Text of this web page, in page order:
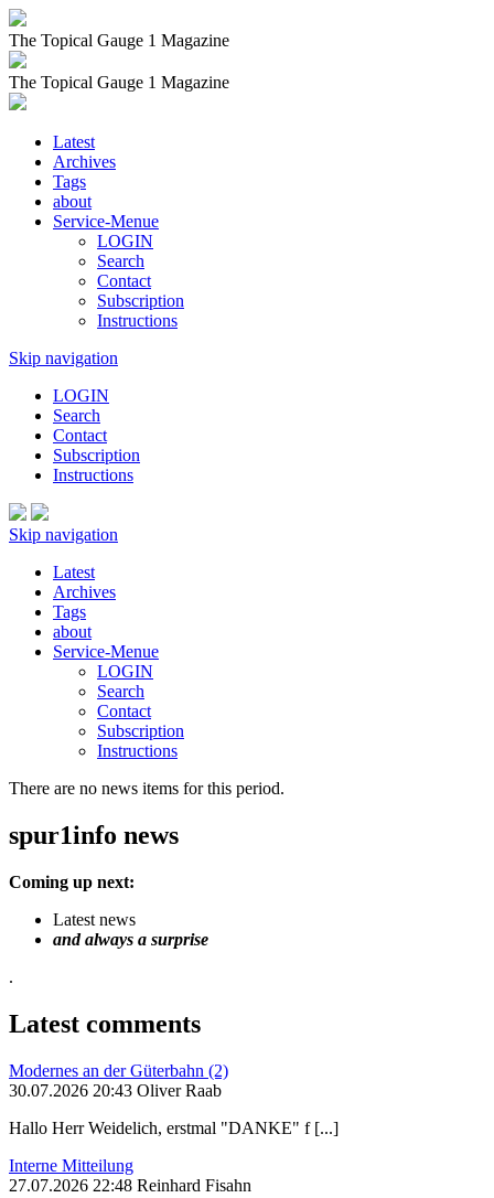
The Topical Gauge 1 Magazine
The Topical Gauge 1 Magazine
Latest
Archives
Tags
about
Service-Menue
LOGIN
Search
Contact
Subscription
Instructions
Skip navigation
LOGIN
Search
Contact
Subscription
Instructions
Skip navigation
Latest
Archives
Tags
about
Service-Menue
LOGIN
Search
Contact
Subscription
Instructions
There are no news items for this period.
spur1info news
Coming up next:
Latest news
and always a surprise
.
Latest comments
Modernes an der Güterbahn (2)
30.07.2026 20:43 Oliver Raab
Hallo Herr Weidelich, erstmal "DANKE" f [...]
Interne Mitteilung
27.07.2026 22:48 Reinhard Fisahn